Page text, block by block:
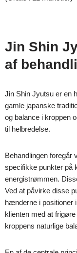
Jin Shin
af
Jin Shin Jyutsu er en
gamle japanske
og balance i kroppen
til helbredelse.
Behandlingen foregår
specifikke punkter på
energistrømmen.
Ved at påvirke disse
hænderne i positioner
klienten med at
kroppens naturlige